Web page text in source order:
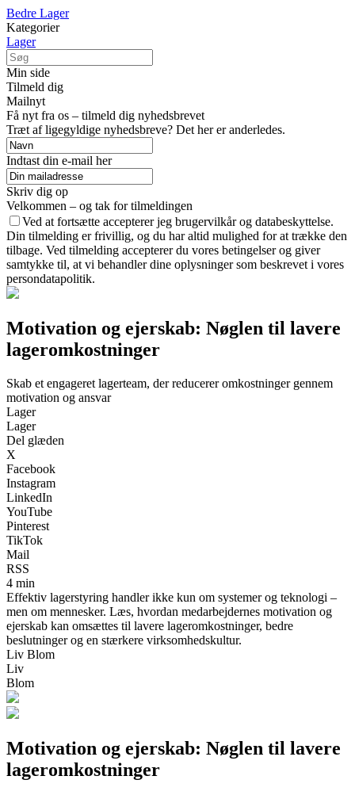
Bedre Lager
Kategorier
Lager
Min side
Tilmeld dig
Mailnyt
Få nyt fra os – tilmeld dig nyhedsbrevet
Træt af ligegyldige nyhedsbreve? Det her er anderledes.
Indtast din e-mail her
Skriv dig op
Velkommen – og tak for tilmeldingen
Ved at fortsætte accepterer jeg brugervilkår og databeskyttelse.
Din tilmelding er frivillig, og du har altid mulighed for at trække den
tilbage. Ved tilmelding accepterer du vores betingelser og giver
samtykke til, at vi behandler dine oplysninger som beskrevet i vores
persondatapolitik.
Motivation og ejerskab: Nøglen til lavere
lageromkostninger
Skab et engageret lagerteam, der reducerer omkostninger gennem
motivation og ansvar
Lager
Lager
Del glæden
X
Facebook
Instagram
LinkedIn
YouTube
Pinterest
TikTok
Mail
RSS
4 min
Effektiv lagerstyring handler ikke kun om systemer og teknologi –
men om mennesker. Læs, hvordan medarbejdernes motivation og
ejerskab kan omsættes til lavere lageromkostninger, bedre
beslutninger og en stærkere virksomhedskultur.
Liv Blom
Liv
Blom
Motivation og ejerskab: Nøglen til lavere
lageromkostninger